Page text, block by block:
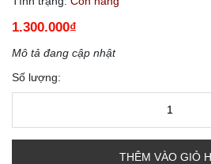
1.300.000₫
Mô tả đang cập nhật
Số lượng:
THÊM VÀO GIỎ